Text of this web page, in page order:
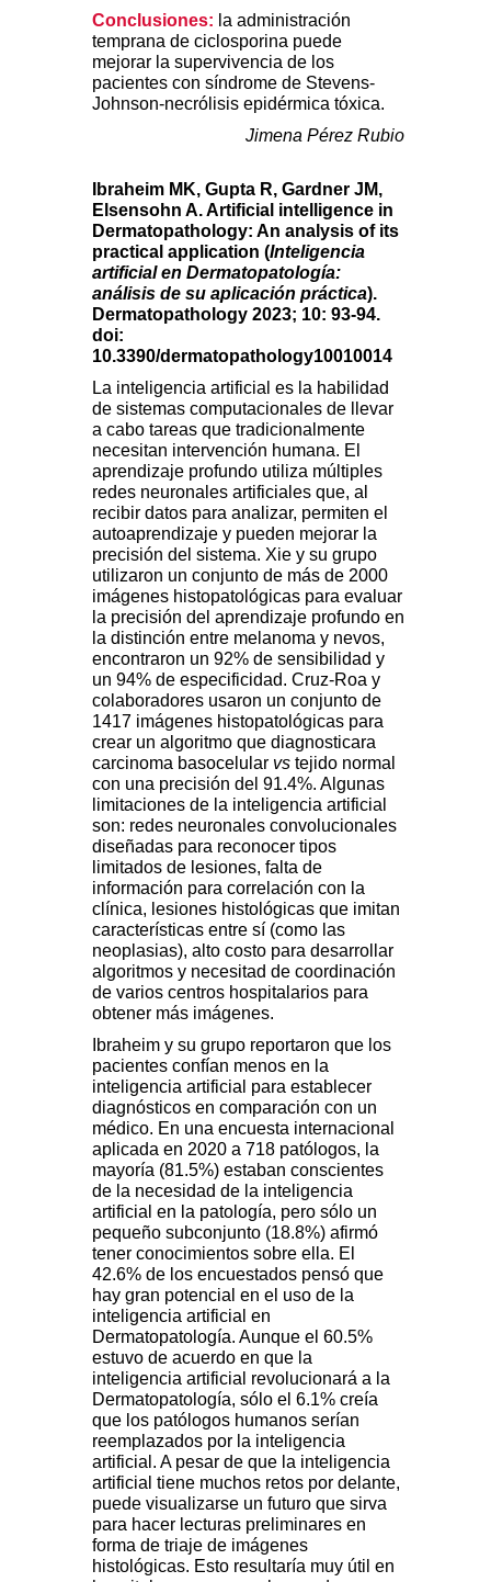
Conclusiones: la administración
temprana de ciclosporina puede
mejorar la supervivencia de los
pacientes con síndrome de Stevens-
Johnson-necrólisis epidérmica tóxica.
Jimena Pérez Rubio
Ibraheim MK, Gupta R, Gardner JM,
Elsensohn A. Artificial intelligence in
Dermatopathology: An analysis of its
practical application (Inteligencia
artificial en Dermatopatología:
análisis de su aplicación práctica).
Dermatopathology 2023; 10: 93-94.
doi:
10.3390/dermatopathology10010014
La inteligencia artificial es la habilidad
de sistemas computacionales de llevar
a cabo tareas que tradicionalmente
necesitan intervención humana. El
aprendizaje profundo utiliza múltiples
redes neuronales artificiales que, al
recibir datos para analizar, permiten el
autoaprendizaje y pueden mejorar la
precisión del sistema. Xie y su grupo
utilizaron un conjunto de más de 2000
imágenes histopatológicas para evaluar
la precisión del aprendizaje profundo en
la distinción entre melanoma y nevos,
encontraron un 92% de sensibilidad y
un 94% de especificidad. Cruz-Roa y
colaboradores usaron un conjunto de
1417 imágenes histopatológicas para
crear un algoritmo que diagnosticara
carcinoma basocelular vs tejido normal
con una precisión del 91.4%. Algunas
limitaciones de la inteligencia artificial
son: redes neuronales convolucionales
diseñadas para reconocer tipos
limitados de lesiones, falta de
información para correlación con la
clínica, lesiones histológicas que imitan
características entre sí (como las
neoplasias), alto costo para desarrollar
algoritmos y necesitad de coordinación
de varios centros hospitalarios para
obtener más imágenes.
Ibraheim y su grupo reportaron que los
pacientes confían menos en la
inteligencia artificial para establecer
diagnósticos en comparación con un
médico. En una encuesta internacional
aplicada en 2020 a 718 patólogos, la
mayoría (81.5%) estaban conscientes
de la necesidad de la inteligencia
artificial en la patología, pero sólo un
pequeño subconjunto (18.8%) afirmó
tener conocimientos sobre ella. El
42.6% de los encuestados pensó que
hay gran potencial en el uso de la
inteligencia artificial en
Dermatopatología. Aunque el 60.5%
estuvo de acuerdo en que la
inteligencia artificial revolucionará a la
Dermatopatología, sólo el 6.1% creía
que los patólogos humanos serían
reemplazados por la inteligencia
artificial. A pesar de que la inteligencia
artificial tiene muchos retos por delante,
puede visualizarse un futuro que sirva
para hacer lecturas preliminares en
forma de triaje de imágenes
histológicas. Esto resultaría muy útil en